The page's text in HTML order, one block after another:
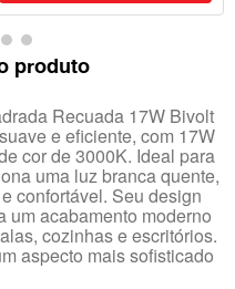
produto
Recuada 17W Bivolt
e eficiente, com 17W
cor de 3000K. Ideal para
uma luz branca quente,
confortável. Seu design
um acabamento moderno
cozinhas e escritórios.
aspecto mais sofisticado